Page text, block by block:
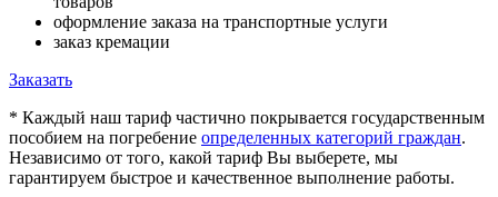
оформление заказа на транспортные услуги
заказ кремации
Заказать
* Каждый наш тариф частично покрывается государственным
пособием на погребение определенных категорий граждан.
Независимо от того, какой тариф Вы выберете, мы
гарантируем быстрое и качественное выполнение работы.